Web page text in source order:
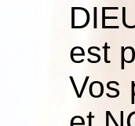
est
Vos